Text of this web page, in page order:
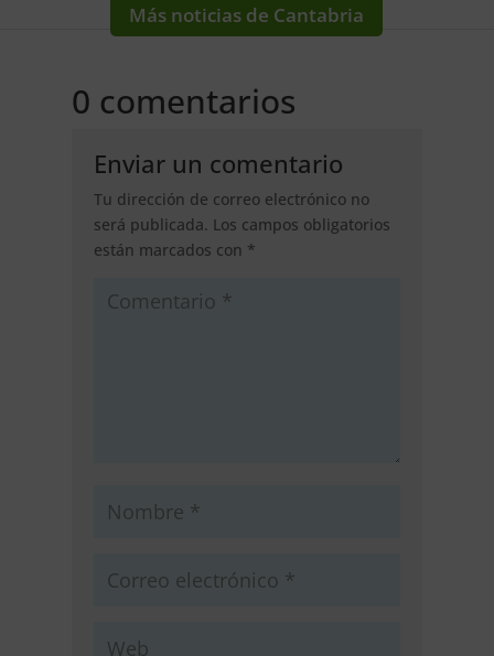
Más noticias de Cantabria
0 comentarios
Enviar un comentario
Tu dirección de correo electrónico no
será publicada. Los campos obligatorios
están marcados con *